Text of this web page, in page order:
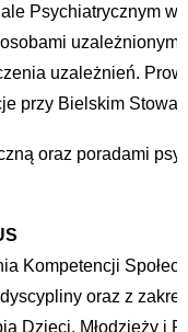
Psychiatrycznym
uzależnionymi
uzależnień.
przy Bielskim
oraz poradami
Kompetencji
oraz z
Dzieci, Młodzieży i